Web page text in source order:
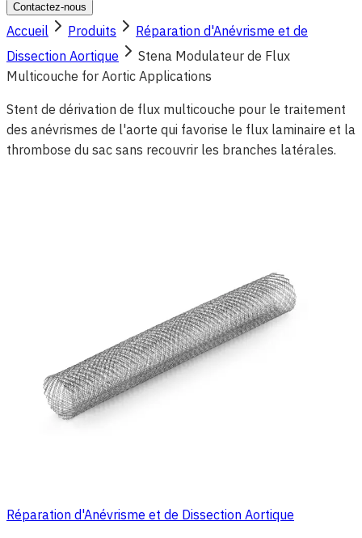
Contactez-nous
Accueil Produits
Réparation d'Anévrisme et de
Dissection Aortique
Stena Modulateur de Flux
Multicouche for Aortic Applications
Stent de dérivation de flux multicouche pour le traitement
des anévrismes de l'aorte qui favorise le flux laminaire et la
thrombose du sac sans recouvrir les branches latérales.
Réparation d'Anévrisme et de Dissection Aortique